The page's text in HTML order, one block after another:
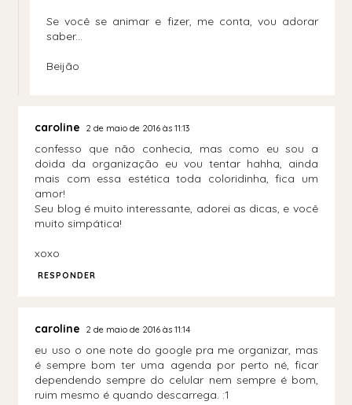
Se você se animar e fizer, me conta, vou adorar
saber...
Beijão
caroline 2 de maio de 2016 às 11:13
confesso que não conhecia, mas como eu sou a
doida da organização eu vou tentar hahha, ainda
mais com essa estética toda coloridinha, fica um
amor!
Seu blog é muito interessante, adorei as dicas, e você
muito simpática!
xoxo
RESPONDER
caroline 2 de maio de 2016 às 11:14
eu uso o one note do google pra me organizar, mas
é sempre bom ter uma agenda por perto né, ficar
dependendo sempre do celular nem sempre é bom,
ruim mesmo é quando descarrega. :1